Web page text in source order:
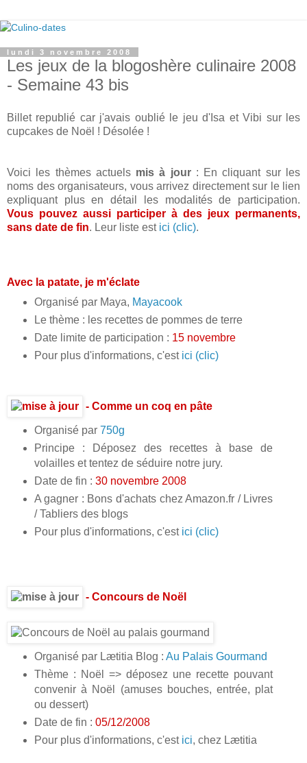
lundi 3 novembre 2008
Les jeux de la blogoshère culinaire 2008
- Semaine 43 bis
Billet republié car j'avais oublié le jeu d'Isa et Vibi sur les
cupcakes de Noël ! Désolée !
Voici les thèmes actuels mis à jour: En cliquant sur les
noms des organisateurs, vous arrivez directement sur le lien
expliquant plus en détail les modalités de participation.
Vous pouvez aussi participer à des jeux permanents,
sans date de fin. Leur liste est ici (clic).
Avec la patate, je m'éclate
Organisé par Maya, Mayacook
Le thème : les recettes de pommes de terre
Date limite de participation : 15 novembre
Pour plus d'informations, c'est ici (clic)
- Comme un coq en pâte
Organisé par 750g
Principe : Déposez des recettes à base de
volailles et tentez de séduire notre jury.
Date de fin : 30 novembre 2008
A gagner : Bons d'achats chez Amazon.fr / Livres
/ Tabliers des blogs
Pour plus d'informations, c'est ici (clic)
- Concours de Noël
Organisé par Lætitia Blog : Au Palais Gourmand
Thème : Noël => déposez une recette pouvant
convenir à Noël (amuses bouches, entrée, plat
ou dessert)
Date de fin : 05/12/2008
Pour plus d'informations, c'est ici, chez Lætitia